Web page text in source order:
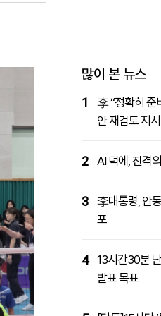
많이 본 뉴스
1
李 “정확히 준
안 재검토 지시
2 AI 덕에, 진격
3 李대통령, 안
포
4 13시간30분
발표 목표